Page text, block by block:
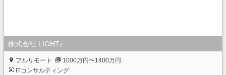
株式会社 LIGHTz
フルリモート
1000万円〜1400万円
ITコンサルティング